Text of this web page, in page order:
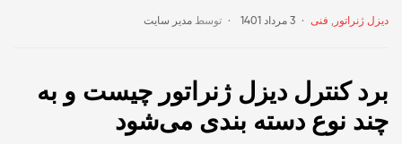
دیزل ژنراتور , فنی 3 مرداد 1401 توسط مدیر سایت
برد کنترل دیزل ژنراتور چیست و به
چند نوع دسته بندی می‌شود